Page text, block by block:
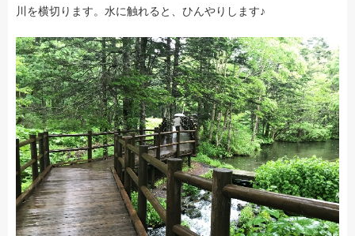
川を横切ります。水に触れると、ひんやりします♪